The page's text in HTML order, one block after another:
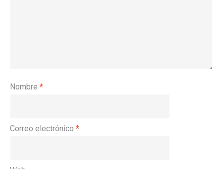
Nombre *
Correo electrónico *